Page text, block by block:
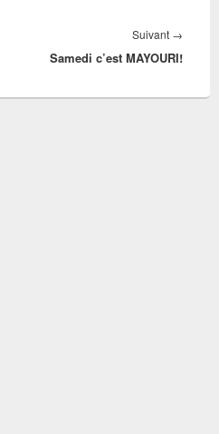
Suivant →
suivant :
Samedi c’est MAYOURI!